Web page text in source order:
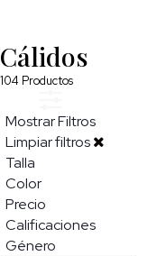
Cálidos
104 Productos
Mostrar Filtros
Limpiar filtros
Talla
Color
Precio
Calificaciones
Género